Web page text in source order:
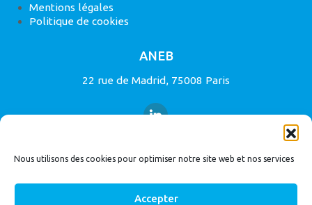
Nous utilisons des cookies pour optimiser notre site web et nos services
Accepter
Mentions légales
Politique de cookies
ANEB
22 rue de Madrid, 75008 Paris